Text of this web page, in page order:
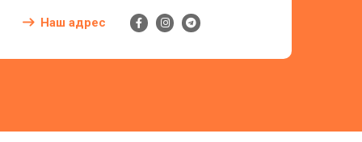
Наш адрес